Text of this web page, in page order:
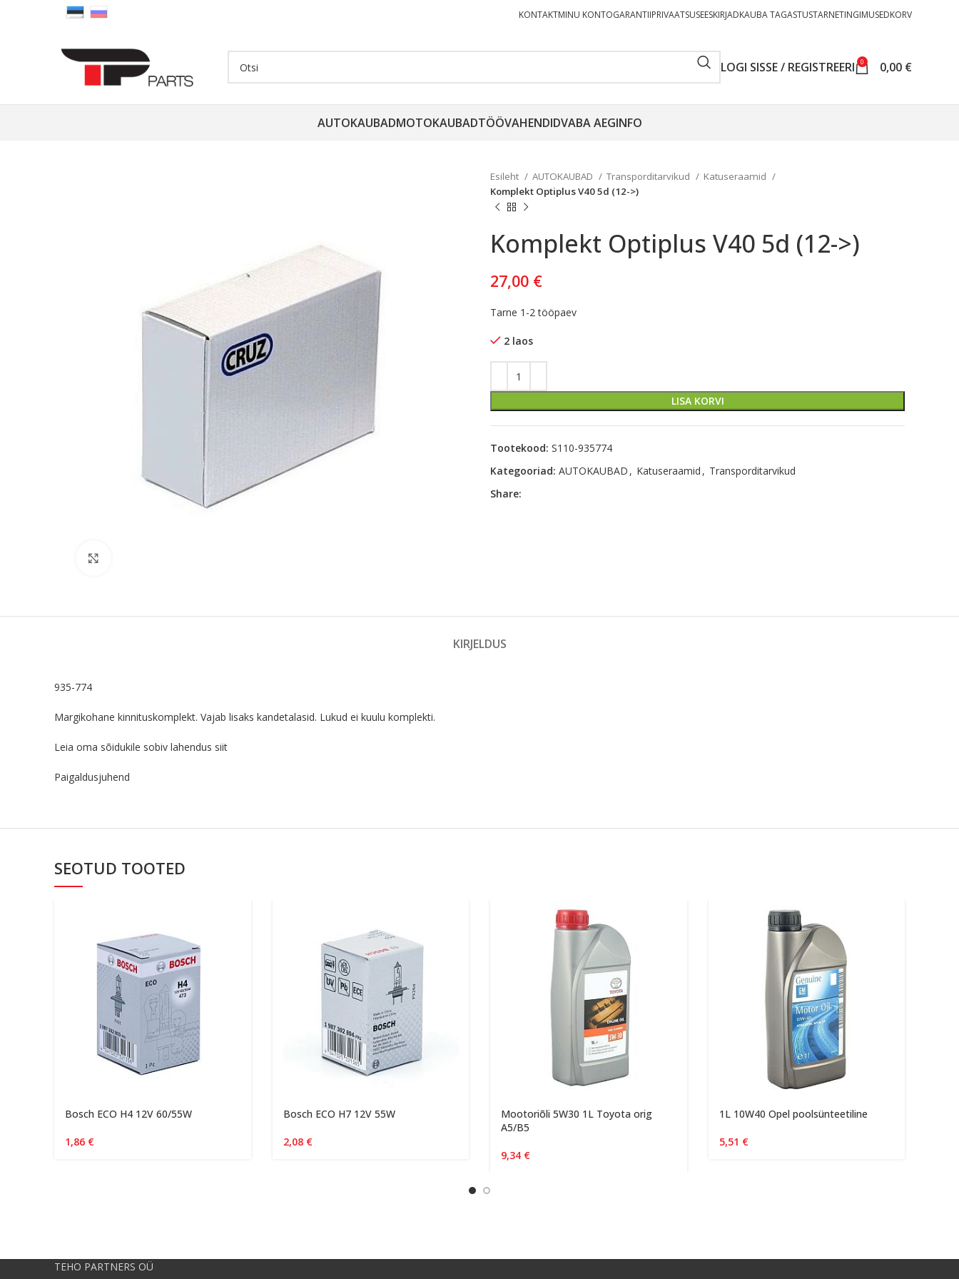
KONTAKTMINU KONTOGARANTIIPRIVAATSUSEESKIRJADKAUBA TAGASTUSTARNETINGIMUSEDKORV
LOGI SISSE / REGISTREERI 0 0,00 €
AUTOKAUBADMOTOKAUBADTÖÖVAHENDIDVABA AEGINFO
Esileht AUTOKAUBAD Transporditarvikud
Katuseraamid
Komplekt Optiplus V40 5d (12->)
Komplekt Optiplus V40 5d (12->)
27,00 €
Tarne 1-2 tööpaev
2 laos
LISA KORVI
Tootekood: S110-935774
Kategooriad: AUTOKAUBAD , Katuseraamid , Transporditarvikud
Share:
KIRJELDUS
935-774
Margikohane kinnituskomplekt. Vajab lisaks kandetalasid. Lukud ei kuulu komplekti.
Leia oma sõidukile sobiv lahendus siit
Paigaldusjuhend
SEOTUD TOOTED
Bosch ECO H4 12V 60/55W
1,86 €
Bosch ECO H7 12V 55W
2,08 €
Mootoriõli 5W30 1L Toyota orig
A5/B5
9,34 €
1L 10W40 Opel poolsünteetiline
5,51 €
TEHO PARTNERS OÜ